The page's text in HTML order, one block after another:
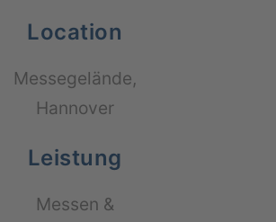
Location
Mes­se­ge­län­de,
Han­no­ver
Leistung
Mes­sen &